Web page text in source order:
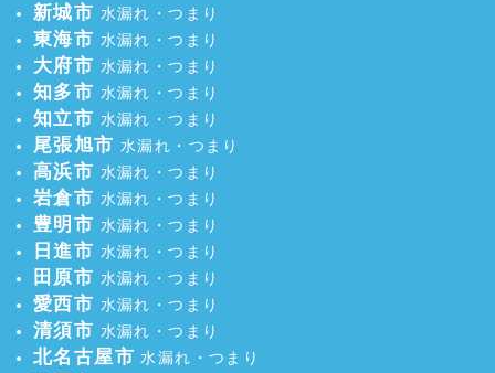
新城市 水漏れ・つまり
東海市 水漏れ・つまり
大府市 水漏れ・つまり
知多市 水漏れ・つまり
知立市 水漏れ・つまり
尾張旭市 水漏れ・つまり
高浜市 水漏れ・つまり
岩倉市 水漏れ・つまり
豊明市 水漏れ・つまり
日進市 水漏れ・つまり
田原市 水漏れ・つまり
愛西市 水漏れ・つまり
清須市 水漏れ・つまり
北名古屋市 水漏れ・つまり